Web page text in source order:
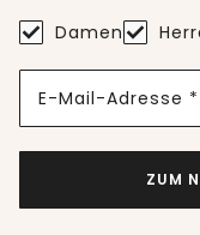
Damen
E-Mail-Adresse *
ZUM